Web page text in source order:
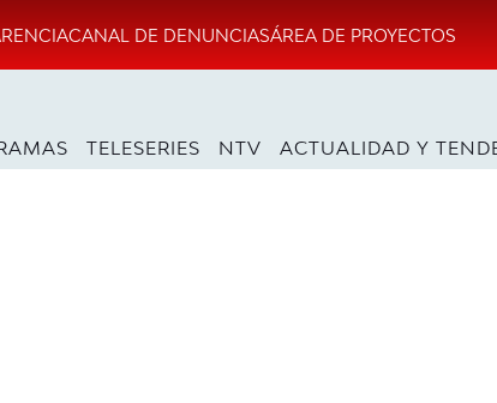
CANAL DE DENUNCIASÁREA DE PROYECTOS
TELESERIES NTV ACTUALIDAD Y